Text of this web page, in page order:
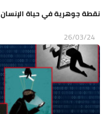
نقطة جوهرية في حياة الإنسان
26/03/24